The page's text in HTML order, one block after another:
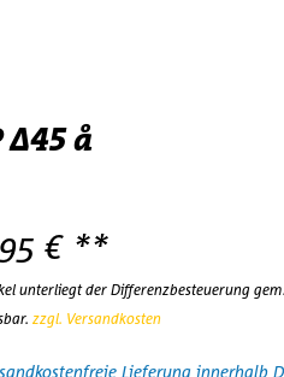
∆45 å
€ **
unterliegt der Differenzbesteuerung
zzgl. Versandkosten
Lieferung innerhalb